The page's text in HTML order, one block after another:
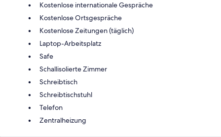
Kostenlose internationale Gespräche
Kostenlose Ortsgespräche
Kostenlose Zeitungen (täglich)
Laptop-Arbeitsplatz
Safe
Schallisolierte Zimmer
Schreibtisch
Schreibtischstuhl
Telefon
Zentralheizung